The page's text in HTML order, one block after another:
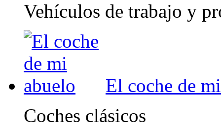
Vehículos de trabajo y
El coche de
Coches clásicos